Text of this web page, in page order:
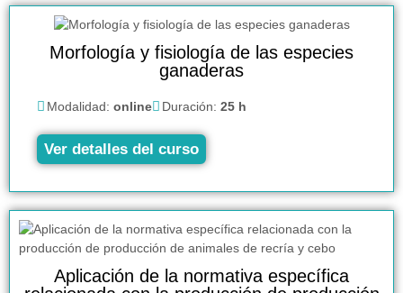
Morfología y fisiología de las especies
ganaderas
Modalidad: online Duración: 25 h
Ver detalles del curso
Aplicación de la normativa específica